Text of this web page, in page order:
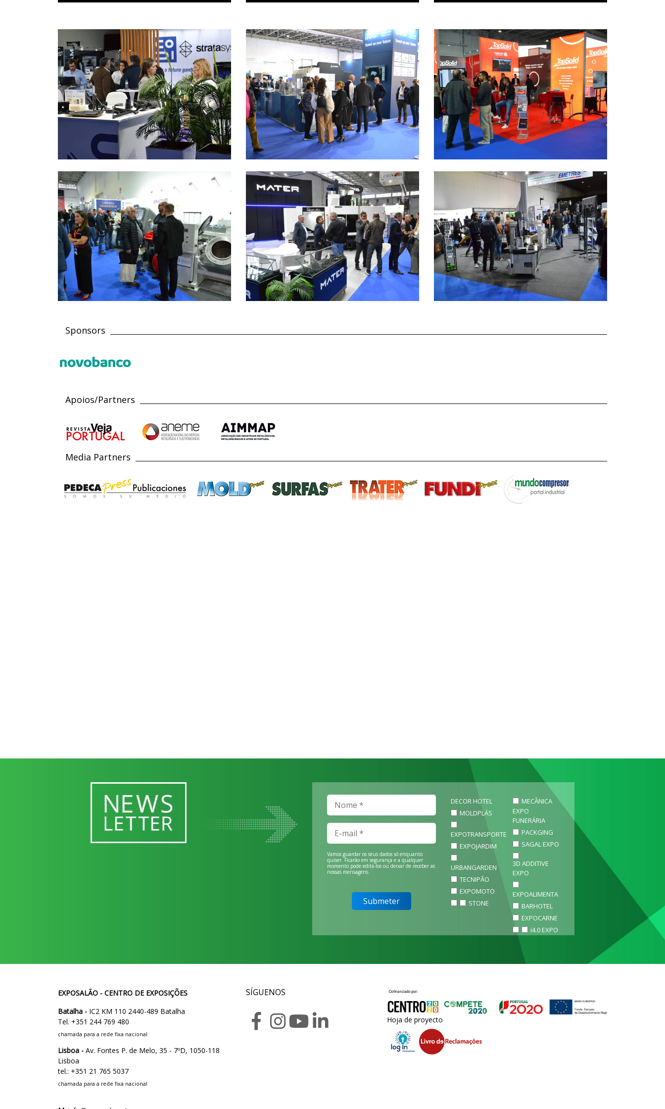
Sponsors
Apoios/Partners
Media Partners
Vamos guardar os seus dados só enquanto
quiser. Ficarão em segurança e a qualquer
momento pode editá-los ou deixar de receber as
nossas mensagens.
DECOR HOTEL
MOLDPLÁS
EXPOTRANSPORTE
EXPOJARDIM
URBANGARDEN
TECNIPÃO
EXPOMOTO
STONE
MECÂNICA
EXPO
FUNERÁRIA
PACKGING
SAGAL EXPO
3D ADDITIVE
EXPO
EXPOALIMENTA
BARHOTEL
EXPOCARNE
i4.0 EXPO
EXPOSALÃO - CENTRO DE EXPOSIÇÕES
Batalha - IC2 KM 110 2440-489 Batalha
Tel. +351 244 769 480
chamada para a rede fixa nacional
Lisboa - Av. Fontes P. de Melo, 35 - 7ºD, 1050-118
Lisboa
tel.: +351 21 765 5037
chamada para a rede fixa nacional
SÍGUENOS
Hoja de proyecto